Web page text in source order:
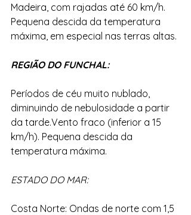
Madeira, com rajadas até 60 km/h.
Pequena descida da temperatura
máxima, em especial nas terras altas.
REGIÃO DO FUNCHAL:
Períodos de céu muito nublado,
diminuindo de nebulosidade a partir
da tarde.Vento fraco (inferior a 15
km/h). Pequena descida da
temperatura máxima.
ESTADO DO MAR:
Costa Norte: Ondas de norte com 1,5